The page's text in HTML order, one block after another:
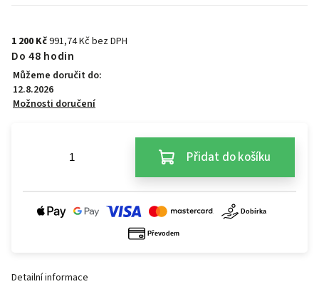
1 200 Kč991,74 Kč bez DPH
Do 48 hodin
Můžeme doručit do:
12.8.2026
Možnosti doručení
Přidat do košíku
Detailní informace